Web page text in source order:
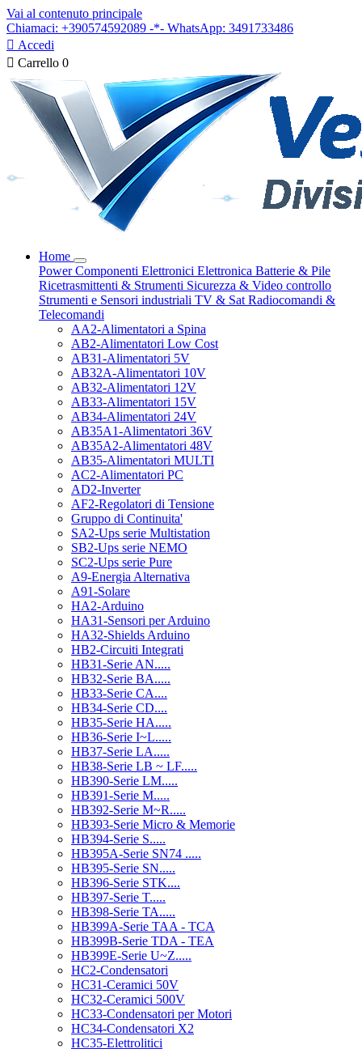
Vai al contenuto principale
Chiamaci: +390574592089 -*- WhatsApp: 3491733486
 Accedi
 Carrello 0
Home
PowerComponenti Elettronici Elettronica Batterie & Pile
Ricetrasmittenti & Strumenti Sicurezza & Video controllo
Strumenti e Sensori industriali TV & Sat Radiocomandi &
Telecomandi
AA2-Alimentatori a Spina
AB2-Alimentatori Low Cost
AB31-Alimentatori 5V
AB32A-Alimentatori 10V
AB32-Alimentatori 12V
AB33-Alimentatori 15V
AB34-Alimentatori 24V
AB35A1-Alimentatori 36V
AB35A2-Alimentatori 48V
AB35-Alimentatori MULTI
AC2-Alimentatori PC
AD2-Inverter
AF2-Regolatori di Tensione
Gruppo di Continuita'
SA2-Ups serie Multistation
SB2-Ups serie NEMO
SC2-Ups serie Pure
A9-Energia Alternativa
A91-Solare
HA2-Arduino
HA31-Sensori per Arduino
HA32-Shields Arduino
HB2-Circuiti Integrati
HB31-Serie AN.....
HB32-Serie BA.....
HB33-Serie CA....
HB34-Serie CD....
HB35-Serie HA.....
HB36-Serie I~L.....
HB37-Serie LA.....
HB38-Serie LB ~ LF.....
HB390-Serie LM.....
HB391-Serie M.....
HB392-Serie M~R.....
HB393-Serie Micro & Memorie
HB394-Serie S.....
HB395A-Serie SN74 .....
HB395-Serie SN.....
HB396-Serie STK....
HB397-Serie T.....
HB398-Serie TA.....
HB399A-Serie TAA - TCA
HB399B-Serie TDA - TEA
HB399E-Serie U~Z.....
HC2-Condensatori
HC31-Ceramici 50V
HC32-Ceramici 500V
HC33-Condensatori per Motori
HC34-Condensatori X2
HC35-Elettrolitici